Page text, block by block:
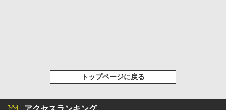
トップページに戻る